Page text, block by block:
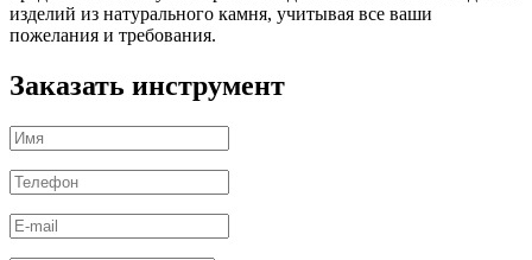
изделий из натурального камня, учитывая все ваши
пожелания и требования.
Заказать инструмент